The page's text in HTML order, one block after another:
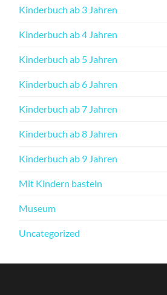
Kinderbuch ab 3 Jahren
Kinderbuch ab 4 Jahren
Kinderbuch ab 5 Jahren
Kinderbuch ab 6 Jahren
Kinderbuch ab 7 Jahren
Kinderbuch ab 8 Jahren
Kinderbuch ab 9 Jahren
Mit Kindern basteln
Museum
Uncategorized